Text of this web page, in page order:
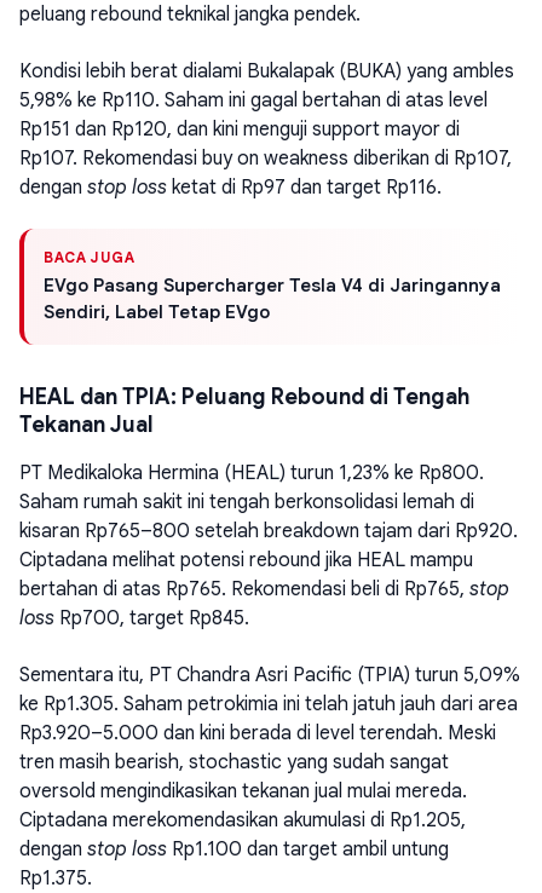
peluang rebound teknikal jangka pendek.
Kondisi lebih berat dialami Bukalapak (BUKA) yang ambles
5,98% ke Rp110. Saham ini gagal bertahan di atas level
Rp151 dan Rp120, dan kini menguji support mayor di
Rp107. Rekomendasi buy on weakness diberikan di Rp107,
dengan stop loss ketat di Rp97 dan target Rp116.
BACA JUGA
EVgo Pasang Supercharger Tesla V4 di Jaringannya
Sendiri, Label Tetap EVgo
HEAL dan TPIA: Peluang Rebound di Tengah
Tekanan Jual
PT Medikaloka Hermina (HEAL) turun 1,23% ke Rp800.
Saham rumah sakit ini tengah berkonsolidasi lemah di
kisaran Rp765–800 setelah breakdown tajam dari Rp920.
Ciptadana melihat potensi rebound jika HEAL mampu
bertahan di atas Rp765. Rekomendasi beli di Rp765, stop
loss Rp700, target Rp845.
Sementara itu, PT Chandra Asri Pacific (TPIA) turun 5,09%
ke Rp1.305. Saham petrokimia ini telah jatuh jauh dari area
Rp3.920–5.000 dan kini berada di level terendah. Meski
tren masih bearish, stochastic yang sudah sangat
oversold mengindikasikan tekanan jual mulai mereda.
Ciptadana merekomendasikan akumulasi di Rp1.205,
dengan stop loss Rp1.100 dan target ambil untung
Rp1.375.